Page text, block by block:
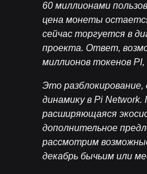
60 миллионами
цена монеты
сейчас торгуется в
проекта. Ответ,
миллионов токенов
Это
динамику в Pi
расширяющаяся
дополнительное
рассмотрим
декабрь бычьим или